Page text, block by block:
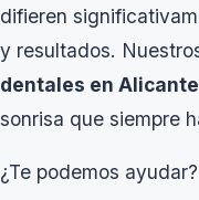
difieren
y resultados.
dentales en Alicante
sonrisa que siempre
¿Te podemos ayudar?